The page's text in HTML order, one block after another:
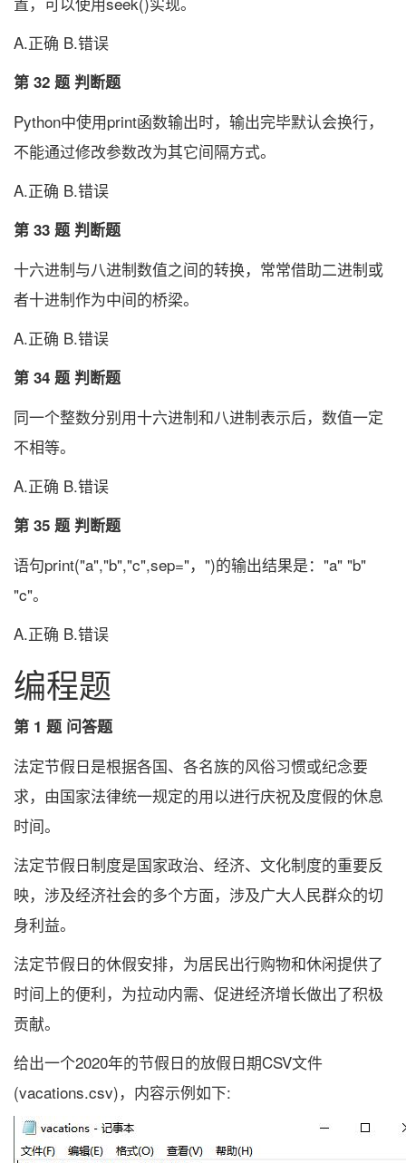
A.正确 B.错误
第 32 题 判断题
Python中使用print函数输出时，输出完毕默认会换行，
不能通过修改参数改为其它间隔方式。
A.正确 B.错误
第 33 题 判断题
十六进制与八进制数值之间的转换，常常借助二进制或
者十进制作为中间的桥梁。
A.正确 B.错误
第 34 题 判断题
同一个整数分别用十六进制和八进制表示后，数值一定
不相等。
A.正确 B.错误
第 35 题 判断题
语句print("a","b","c",sep="，")的输出结果是："a" "b"
"c"。
A.正确 B.错误
编程题
第 1 题 问答题
法定节假日是根据各国、各名族的风俗习惯或纪念要
求，由国家法律统一规定的用以进行庆祝及度假的休息
时间。
法定节假日制度是国家政治、经济、文化制度的重要反
映，涉及经济社会的多个方面，涉及广大人民群众的切
身利益。
法定节假日的休假安排，为居民出行购物和休闲提供了
时间上的便利，为拉动内需、促进经济增长做出了积极
贡献。
给出一个2020年的节假日的放假日期CSV文件
(vacations.csv)，内容示例如下: